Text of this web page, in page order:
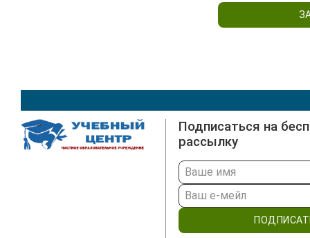
Подписаться на
рассылку